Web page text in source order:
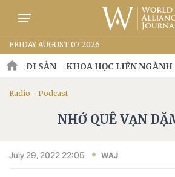
FRIDAY AUGUST 07 2026
DI SẢN KHOA HỌC LIÊN NGÀNH
Radio - Podcast
NHỚ QUÊ VẠN
July 29, 2022 22:05 WAJ